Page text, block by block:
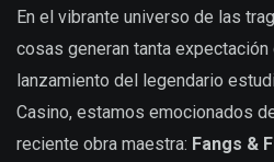
En el vibrante universo de las
cosas generan tanta expectación
lanzamiento del legendario
Casino, estamos emocionados
reciente obra maestra: Fangs &